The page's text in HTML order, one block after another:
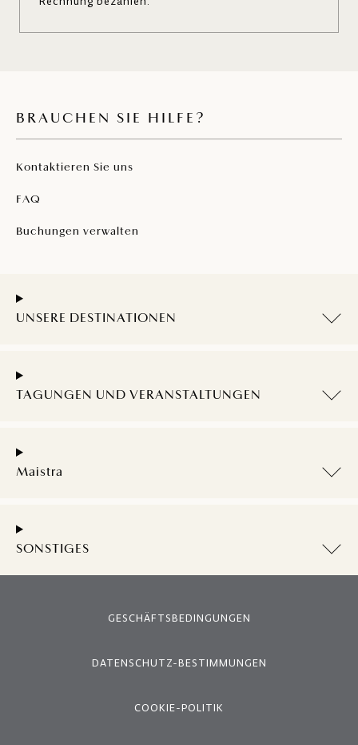
BRAUCHEN SIE HILFE?
Kontaktieren Sie uns
FAQ
Buchungen verwalten
UNSERE DESTINATIONEN
TAGUNGEN UND VERANSTALTUNGEN
Maistra
SONSTIGES
GESCHÄFTSBEDINGUNGEN
DATENSCHUTZ-BESTIMMUNGEN
COOKIE-POLITIK